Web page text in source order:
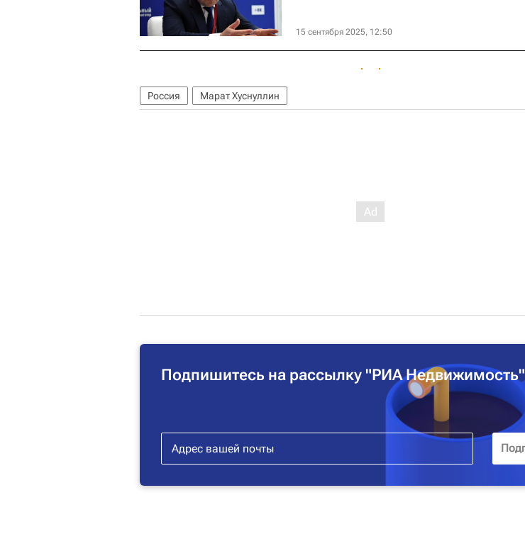
15 сентября 2025, 12:50
Россия Марат Хуснуллин
Подпишитесь на рассылку "РИА Недвижимость"